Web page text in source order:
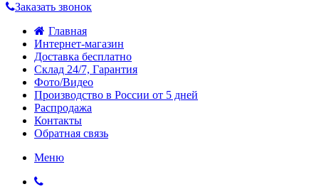
Заказать звонок
Главная
Интернет-магазин
Доставка бесплатно
Склад 24/7, Гарантия
Фото/Видео
Производство в России от 5 дней
Распродажа
Контакты
Обратная связь
Меню